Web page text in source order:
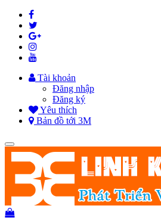
Tài khoản
Đăng nhập
Đăng ký
Yêu thích
Bản đồ tới 3M
Toggle
navigation